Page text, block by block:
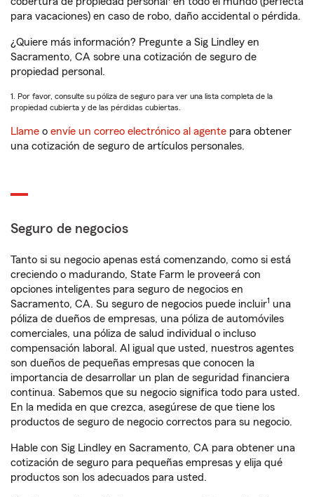
para vacaciones) en caso de robo, daño accidental o pérdida.
¿Quiere más información? Pregunte a Sig Lindley en
Sacramento, CA sobre una cotización de seguro de
propiedad personal.
1. Por favor, consulte su póliza de seguro para ver una lista completa de la
propiedad cubierta y de las pérdidas cubiertas.
Llame o envíe un correo electrónico al agente para obtener
una cotización de seguro de artículos personales.
Seguro de negocios
Tanto si su negocio apenas está comenzando, como si está
creciendo o madurando, State Farm le proveerá con
opciones inteligentes para seguro de negocios en
Sacramento, CA. Su seguro de negocios puede incluir1 una
póliza de dueños de empresas, una póliza de automóviles
comerciales, una póliza de salud individual o incluso
compensación laboral. Al igual que usted, nuestros agentes
son dueños de pequeñas empresas que conocen la
importancia de desarrollar un plan de seguridad financiera
continua. Sabemos que su negocio significa todo para usted.
En la medida en que crezca, asegúrese de que tiene los
productos de seguro de negocio correctos para su negocio.
Hable con Sig Lindley en Sacramento, CA para obtener una
cotización de seguro para pequeñas empresas y elija qué
productos son los adecuados para usted.